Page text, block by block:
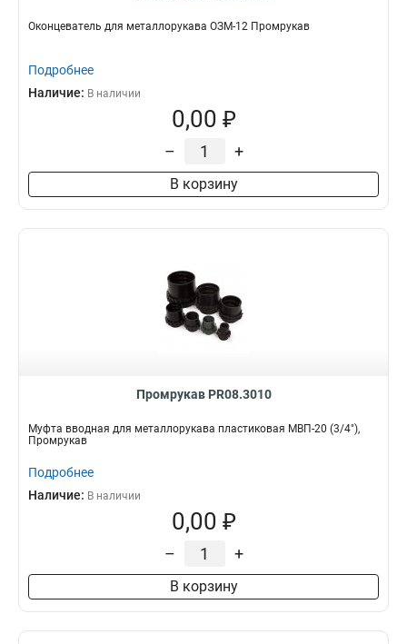
Оконцеватель для металлорукава ОЗМ-12 Промрукав
Подробнее
Наличие: В наличии
0,00 ₽
– +
В корзину
Промрукав PR08.3010
Муфта вводная для металлорукава пластиковая МВП-20 (3/4"),
Промрукав
Подробнее
Наличие: В наличии
0,00 ₽
– +
В корзину